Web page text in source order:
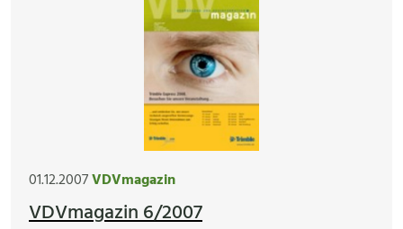
01.12.2007VDVmagazin
VDVmagazin 6/2007